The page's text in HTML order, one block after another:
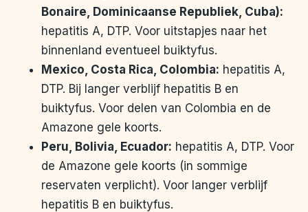
Bonaire, Dominicaanse Republiek, Cuba):
hepatitis A, DTP. Voor uitstapjes naar het
binnenland eventueel buiktyfus.
Mexico, Costa Rica, Colombia: hepatitis A,
DTP. Bij langer verblijf hepatitis B en
buiktyfus. Voor delen van Colombia en de
Amazone gele koorts.
Peru, Bolivia, Ecuador: hepatitis A, DTP. Voor
de Amazone gele koorts (in sommige
reservaten verplicht). Voor langer verblijf
hepatitis B en buiktyfus.